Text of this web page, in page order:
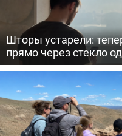
Шторы устарели:
прямо через стекло